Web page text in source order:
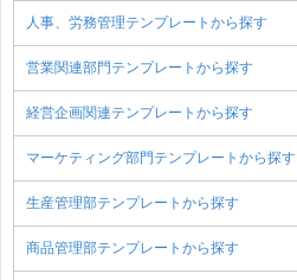
人事、労務管理テンプレートから探す
営業関連部門テンプレートから探す
経営企画関連テンプレートから探す
マーケティング部門テンプレートから探す
生産管理部テンプレートから探す
商品管理部テンプレートから探す